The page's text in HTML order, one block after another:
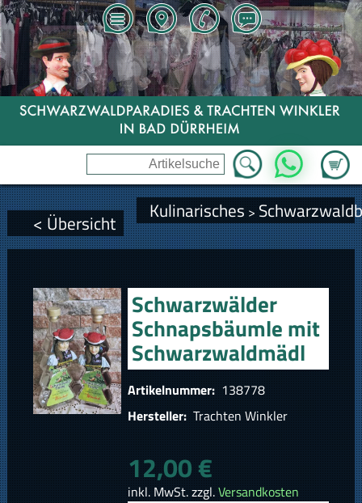
Zum
WhatsApp
< Übersicht Kulinarisches >
Schwarzwälder
Schnapsbäumle mit
Schwarzwaldmädl
Artikelnummer: 138778
Hersteller: Trachten Winkler
12,00 €
inkl. MwSt. zzgl.Versandkosten